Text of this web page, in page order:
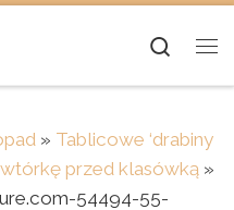
» Tablicowe ‘drabiny
przed klasówką »
54494-55-